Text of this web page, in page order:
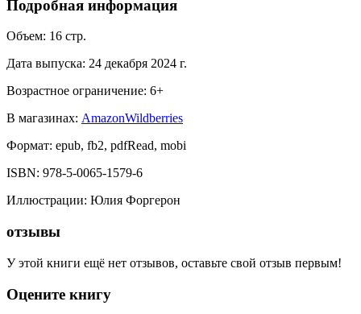
Подробная информация
Объем: 16 стр.
Дата выпуска: 24 декабря 2024 г.
Возрастное ограничение: 6+
В магазинах: AmazonWildberries
Формат: epub, fb2, pdfRead, mobi
ISBN: 978-5-0065-1579-6
Иллюстрации: Юлия Форгерон
отзывы
У этой книги ещё нет отзывов, оставьте свой отзыв первым!
Оцените книгу